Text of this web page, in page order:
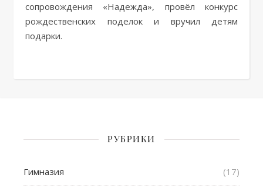
сопровождения «Надежда», провёл конкурс
рождественских поделок и вручил детям
подарки.
РУБРИКИ
Гимназия (17)